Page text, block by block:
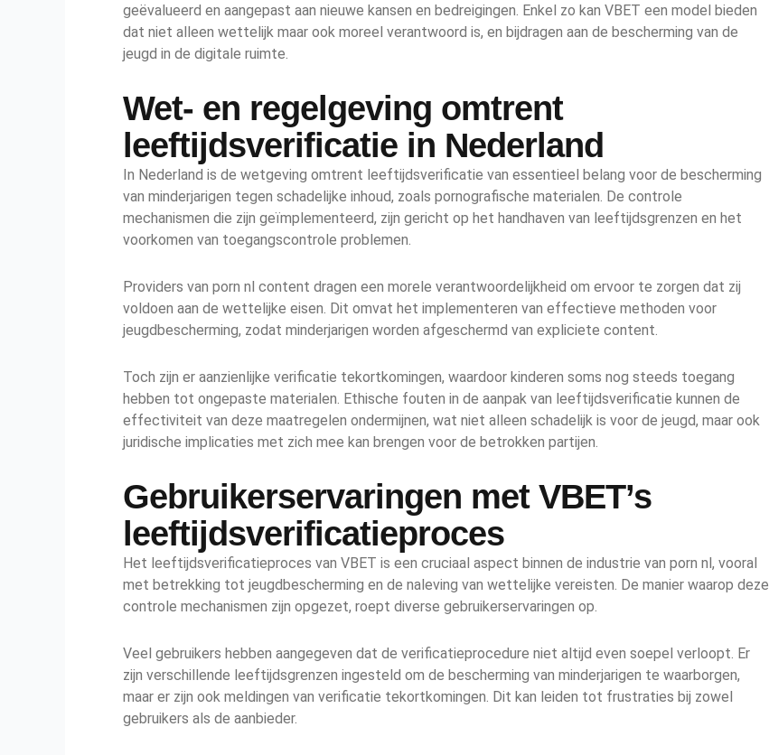
geëvalueerd en aangepast aan nieuwe kansen en bedreigingen. Enkel zo kan VBET een model bieden
dat niet alleen wettelijk maar ook moreel verantwoord is, en bijdragen aan de bescherming van de
jeugd in de digitale ruimte.
Wet- en regelgeving omtrent
leeftijdsverificatie in Nederland
In Nederland is de wetgeving omtrent leeftijdsverificatie van essentieel belang voor de bescherming
van minderjarigen tegen schadelijke inhoud, zoals pornografische materialen. De controle
mechanismen die zijn geïmplementeerd, zijn gericht op het handhaven van leeftijdsgrenzen en het
voorkomen van toegangscontrole problemen.
Providers van porn nl content dragen een morele verantwoordelijkheid om ervoor te zorgen dat zij
voldoen aan de wettelijke eisen. Dit omvat het implementeren van effectieve methoden voor
jeugdbescherming, zodat minderjarigen worden afgeschermd van expliciete content.
Toch zijn er aanzienlijke verificatie tekortkomingen, waardoor kinderen soms nog steeds toegang
hebben tot ongepaste materialen. Ethische fouten in de aanpak van leeftijdsverificatie kunnen de
effectiviteit van deze maatregelen ondermijnen, wat niet alleen schadelijk is voor de jeugd, maar ook
juridische implicaties met zich mee kan brengen voor de betrokken partijen.
Gebruikerservaringen met VBET’s
leeftijdsverificatieproces
Het leeftijdsverificatieproces van VBET is een cruciaal aspect binnen de industrie van porn nl, vooral
met betrekking tot jeugdbescherming en de naleving van wettelijke vereisten. De manier waarop deze
controle mechanismen zijn opgezet, roept diverse gebruikerservaringen op.
Veel gebruikers hebben aangegeven dat de verificatieprocedure niet altijd even soepel verloopt. Er
zijn verschillende leeftijdsgrenzen ingesteld om de bescherming van minderjarigen te waarborgen,
maar er zijn ook meldingen van verificatie tekortkomingen. Dit kan leiden tot frustraties bij zowel
gebruikers als de aanbieder.